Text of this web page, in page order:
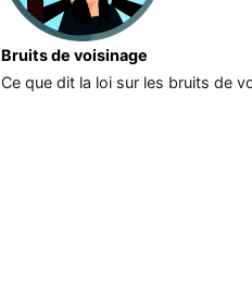
Bruits de voisinage
Ce que dit la loi sur les bruits de